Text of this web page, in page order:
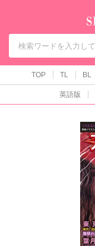
TOP TL BL
英語版